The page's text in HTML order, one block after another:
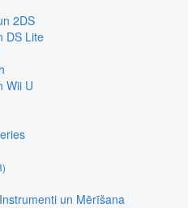
2DS
DS Lite
Wii U
Instrumenti un Mērīšana